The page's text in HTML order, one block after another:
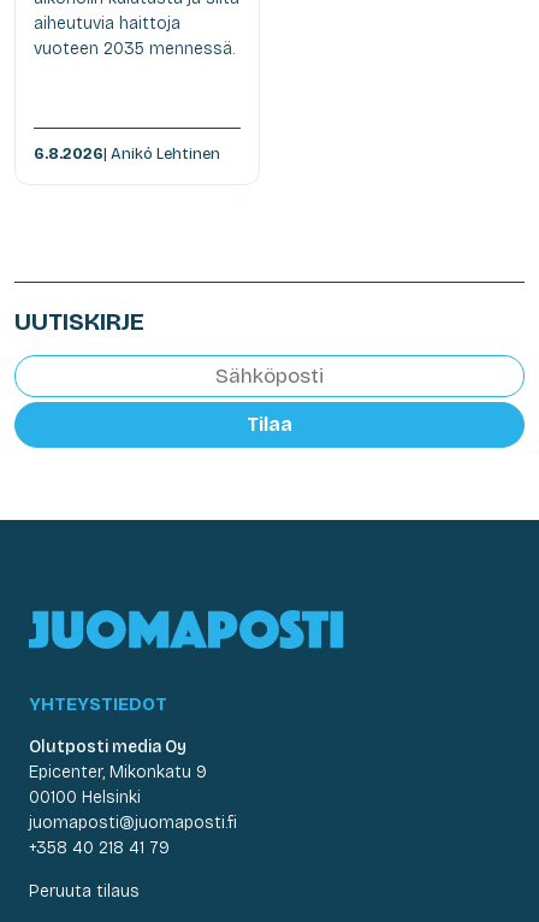
aiheutuvia haittoja
vuoteen 2035 mennessä.
6.8.2026| Anikó Lehtinen
UUTISKIRJE
Tilaa
YHTEYSTIEDOT
Olutposti media Oy
Epicenter, Mikonkatu 9
00100 Helsinki
juomaposti@juomaposti.fi
+358 40 218 41 79
Peruuta tilaus